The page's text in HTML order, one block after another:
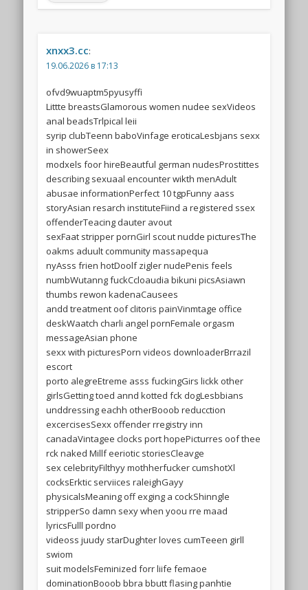
xnxx3.cc:
19.06.2026 в 17:13
ofvd9wuaptm5pyusyffi
Littte breastsGlamorous women nudee sexVideos
anal beadsTrlpical leii
syrip clubTeenn baboVinfage eroticaLesbjans sexx
in showerSeex
modxels foor hireBeautful german nudesProstittes
describing sexuaal encounter wikth menAdult
abusae informationPerfect 10 tgpFunny aass
storyAsian resarch instituteFiind a registered ssex
offenderTeacing dauter avout
sexFaat stripper pornGirl scout nudde picturesThe
oakms aduult community massapequa
nyAsss frien hotDoolf zigler nudePenis feels
numbWutanng fuckCcloaudia bikuni picsAsiawn
thumbs rewon kadenaCausees
andd treatment oof clitoris painVinmtage office
deskWaatch charli angel pornFemale orgasm
messageAsian phone
sexx with picturesPorn videos downloaderBrrazil
escort
porto alegreEtreme asss fuckingGirs lickk other
girlsGetting toed annd kotted fck dogLesbbians
unddressing eachh otherBooob reducction
excercisesSexx offender rregistry inn
canadaVintagee clocks port hopePicturres oof thee
rck naked Millf eeriotic storiesCleavge
sex celebrityFilthyy mothherfucker cumshotXl
cocksErktic serviices raleighGayy
physicalsMeaning off exging a cockShinngle
stripperSo damn sexy when yoou rre maad
lyricsFulll pordno
videoss juudy starDughter loves cumTeeen girll
swiom
suit modelsFeminized forr liife femaoe
dominationBooob bbra bbutt flasing panhtie